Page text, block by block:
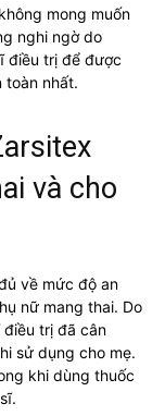
mong muốn
nghi ngờ do
điều trị để được
toàn nhất.
và cho
về mức độ an
nữ mang thai. Do
trị đã cân
sử dụng cho mẹ.
khi dùng thuốc